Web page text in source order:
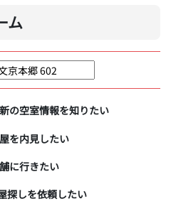
ム
の空室情報を知りたい
を内見したい
に行きたい
探しを依頼したい